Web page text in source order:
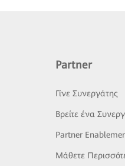
Partner
Γίνε Συνεργάτης
Βρείτε ένα
Partner
Μάθετε